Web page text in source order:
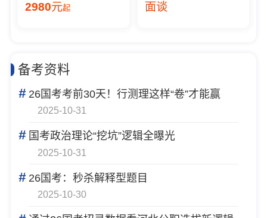
2980元起 面谈
备考资料
#26国考考前30天！行测理这样“卷”才能赢
2025-10-31
#国考政治理论“挖坑”逻辑全曝光
2025-10-31
#26国考：秒杀解释型题目
2025-10-30